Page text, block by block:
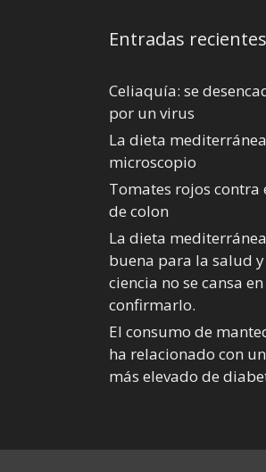
Entradas recientes
Celiaquía: se
por un virus
La dieta
microscopio
Tomates rojos contra
de colon
La dieta
buena para la salud
ciencia no se cansa en
confirmarlo.
El consumo de
ha relacionado con
más elevado de